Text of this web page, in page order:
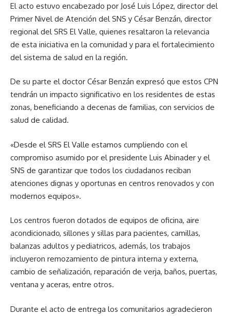
El acto estuvo encabezado por José Luis López, director del
Primer Nivel de Atención del SNS y César Benzán, director
regional del SRS El Valle, quienes resaltaron la relevancia
de esta iniciativa en la comunidad y para el fortalecimiento
del sistema de salud en la región.
De su parte el doctor César Benzán expresó que estos CPN
tendrán un impacto significativo en los residentes de estas
zonas, beneficiando a decenas de familias, con servicios de
salud de calidad.
«Desde el SRS El Valle estamos cumpliendo con el
compromiso asumido por el presidente Luis Abinader y el
SNS de garantizar que todos los ciudadanos reciban
atenciones dignas y oportunas en centros renovados y con
modernos equipos».
Los centros fueron dotados de equipos de oficina, aire
acondicionado, sillones y sillas para pacientes, camillas,
balanzas adultos y pediatricos, además, los trabajos
incluyeron remozamiento de pintura interna y externa,
cambio de señalización, reparación de verja, baños, puertas,
ventana y aceras, entre otros.
Durante el acto de entrega los comunitarios agradecieron